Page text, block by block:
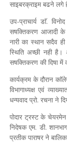
साइबरक्राइम बढने लगे
उप-प्राचार्य डाॅ.
सषक्तिकरण आजादी के
नारी का स्थान सदैव
स्थिति अच्छी नही है।
सषक्तिकरण की दिषा में
कार्यक्रम के दौरान
विभागाध्यक्ष एवं
धन्यवाद प्रो. रचना ने
पोदार ट्रस्ट के चेयरमेन
निदेषक एम. डी.
प्रतीक पाराषर ने